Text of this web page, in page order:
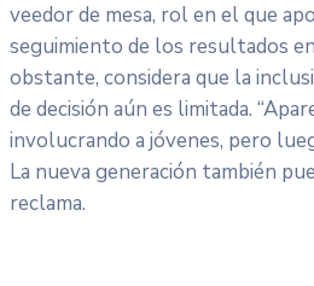
veedor de mesa, rol en el que
seguimiento de los resultados
obstante, considera que la
de decisión aún es limitada.
involucrando a jóvenes, pero
La nueva generación también
reclama.